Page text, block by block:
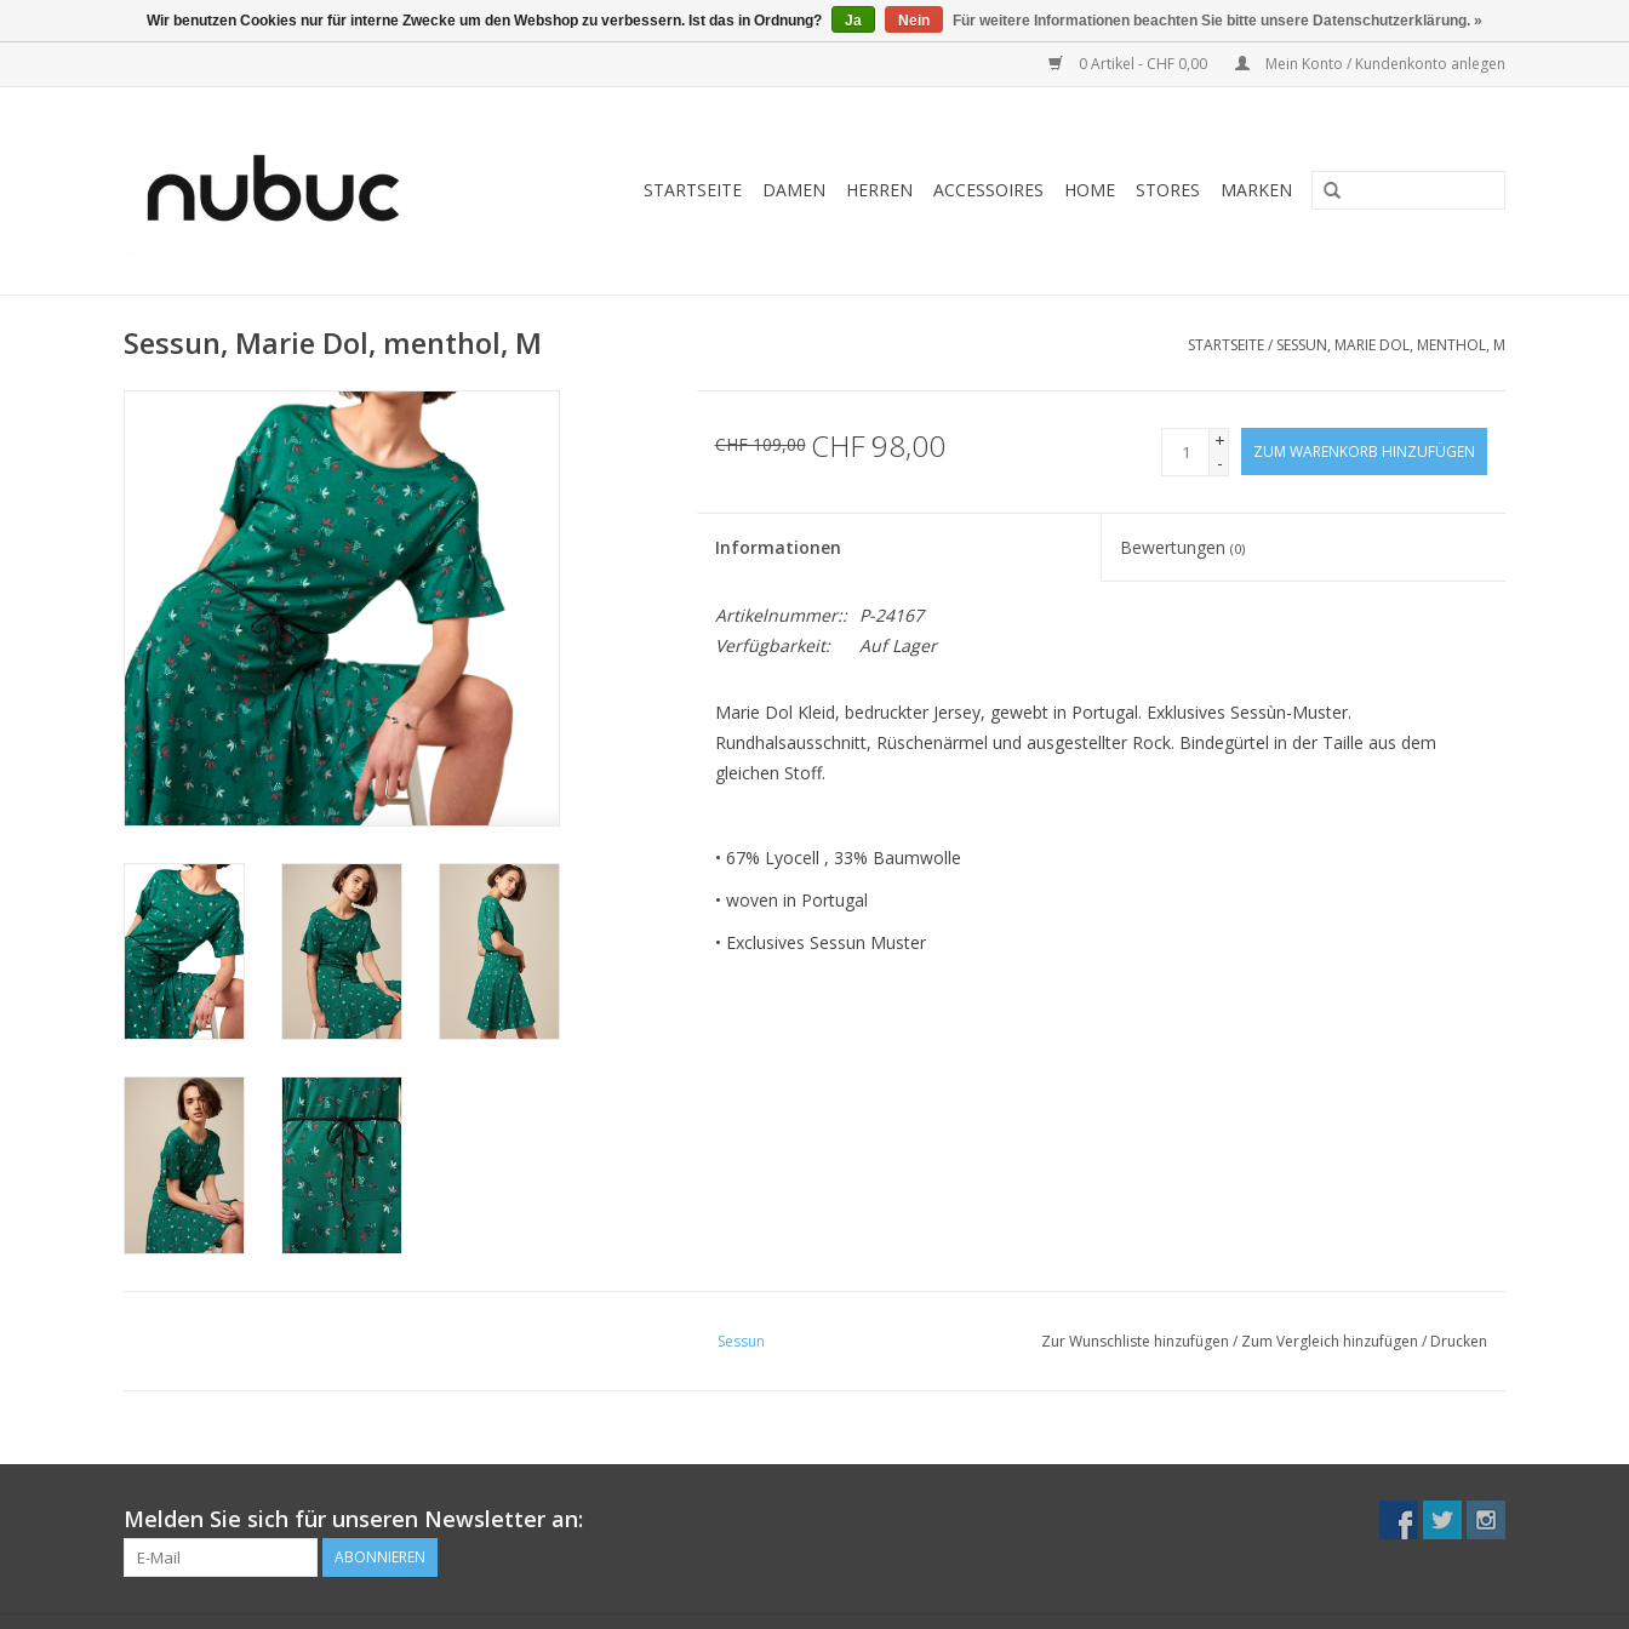
0 Artikel - CHF 0,00 Mein Konto / Kundenkonto anlegen
STARTSEITE DAMEN HERREN ACCESSOIRES HOME STORES MARKEN
Sessun, Marie Dol, menthol, M STARTSEITE/ SESSUN, MARIE DOL, MENTHOL, M
CHF 109,00 CHF 98,00
+
-
ZUM WARENKORB HINZUFÜGEN
Informationen Bewertungen(0)
Artikelnummer::
P-24167
Verfügbarkeit:
Auf Lager
Marie Dol Kleid, bedruckter Jersey, gewebt in Portugal. Exklusives Sessùn-Muster.
Rundhalsausschnitt, Rüschenärmel und ausgestellter Rock. Bindegürtel in der Taille aus dem
gleichen Stoff.
• 67% Lyocell , 33% Baumwolle
• woven in Portugal
• Exclusives Sessun Muster
Sessun Zur Wunschliste hinzufügen / Zum Vergleich hinzufügen / Drucken
Melden Sie sich für unseren Newsletter an:
ABONNIEREN
Wir benutzen Cookies nur für interne Zwecke um den Webshop zu verbessern. Ist das in Ordnung? Ja Nein Für weitere Informationen beachten Sie bitte unsere Datenschutzerklärung. »